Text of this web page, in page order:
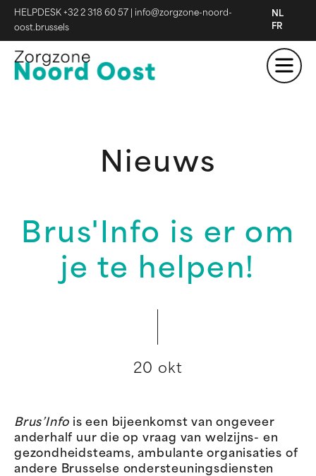
HELPDESK +32 2 318 60 57
info@zorgzone-noord-
oost.brussels
NL
FR
Nieuws
Brus'Info is er om
je te helpen!
20 okt
Brus’Info is een bijeenkomst van ongeveer
anderhalf uur die op vraag van welzijns- en
gezondheidsteams, ambulante organisaties of
andere Brusselse ondersteuningsdiensten